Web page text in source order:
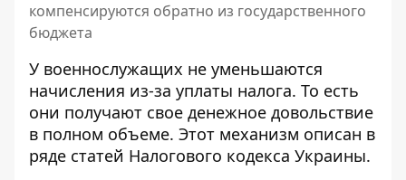
компенсируются обратно из государственного
бюджета
У военнослужащих не уменьшаются
начисления из-за уплаты налога. То есть
они получают свое денежное довольствие
в полном объеме. Этот механизм описан в
ряде статей Налогового кодекса Украины.